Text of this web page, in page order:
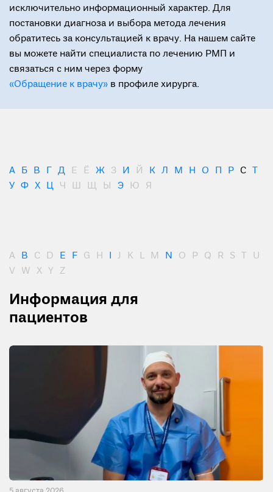
исключительно информационный характер. Для
постановки диагноза и выбора метода лечения
обратитесь за консультацией к врачу. На нашем сайте
вы можете найти специалиста по лечению РМП и
связаться с ним через форму
«Обращение к врачу» в профиле хирурга.
А Б В Г Д Е Ё Ж З И Й К Л М Н О П Р С Т
У Ф Х Ц Ч Ш Щ Ы Э Ю Я
A B C D E F G H I J K L M N O P Q R S T U
V W X Y Z
Информация для
пациентов